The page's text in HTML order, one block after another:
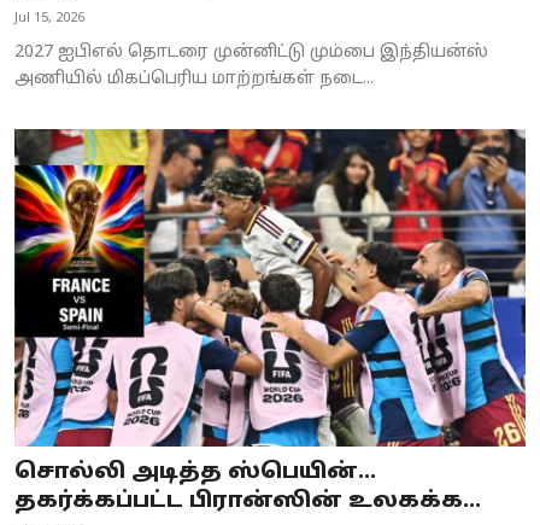
Jul 15, 2026
2027 ஐபிஎல் தொடரை முன்னிட்டு மும்பை இந்தியன்ஸ்
அணியில் மிகப்பெரிய மாற்றங்கள் நடை...
சொல்லி அடித்த ஸ்பெயின்…
தகர்க்கப்பட்ட பிரான்ஸின் உலகக்க...